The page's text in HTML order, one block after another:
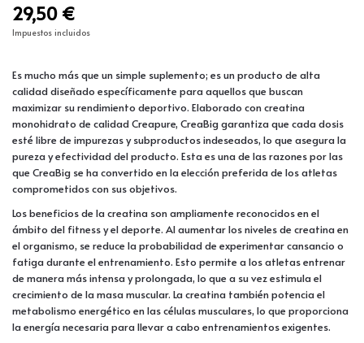
29,50 €
Impuestos incluidos
Es mucho más que un simple suplemento; es un producto de alta
calidad diseñado específicamente para aquellos que buscan
maximizar su rendimiento deportivo. Elaborado con creatina
monohidrato de calidad Creapure, CreaBig garantiza que cada dosis
esté libre de impurezas y subproductos indeseados, lo que asegura la
pureza y efectividad del producto. Esta es una de las razones por las
que CreaBig se ha convertido en la elección preferida de los atletas
comprometidos con sus objetivos.
Los beneficios de la creatina son ampliamente reconocidos en el
ámbito del fitness y el deporte. Al aumentar los niveles de creatina en
el organismo, se reduce la probabilidad de experimentar cansancio o
fatiga durante el entrenamiento. Esto permite a los atletas entrenar
de manera más intensa y prolongada, lo que a su vez estimula el
crecimiento de la masa muscular. La creatina también potencia el
metabolismo energético en las células musculares, lo que proporciona
la energía necesaria para llevar a cabo entrenamientos exigentes.